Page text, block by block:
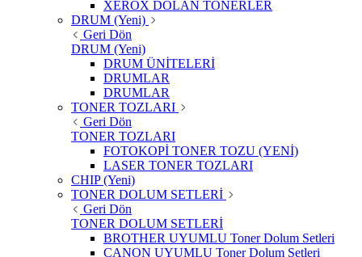
XEROX DOLAN TONERLER
DRUM (Yeni)
Geri Dön
DRUM (Yeni)
DRUM ÜNİTELERİ
DRUMLAR
DRUMLAR
TONER TOZLARI
Geri Dön
TONER TOZLARI
FOTOKOPİ TONER TOZU (YENİ)
LASER TONER TOZLARI
CHIP (Yeni)
TONER DOLUM SETLERİ
Geri Dön
TONER DOLUM SETLERİ
BROTHER UYUMLU Toner Dolum Setleri
CANON UYUMLU Toner Dolum Setleri